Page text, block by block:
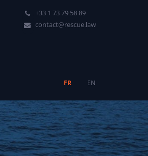
+33 1 73 79 58 89
contact@rescue.law
EN
FR